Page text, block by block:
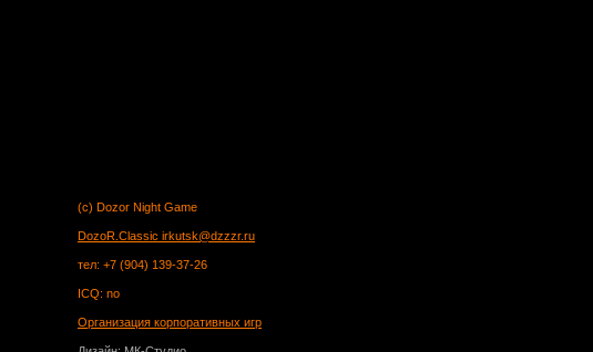
(c) Dozor Night Game
DozoR.Classic irkutsk@dzzzr.ru
тел: +7 (904) 139-37-26
ICQ: no
Организация корпоративных игр